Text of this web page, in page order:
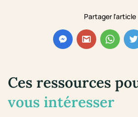
Partager l'article
Ces ressources
vous intéresser